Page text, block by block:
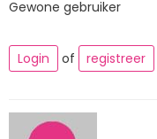
Gewone gebruiker
Login of registreer